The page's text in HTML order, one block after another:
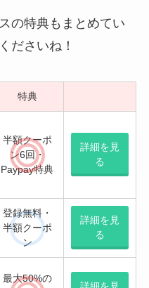
の特典もまとめてい
ださいね！
特典
半額クーポ
ン6回・
Paypay特典
詳細を見
る
登録無料・
半額クーポ
ン
詳細を見
る
最大50%の